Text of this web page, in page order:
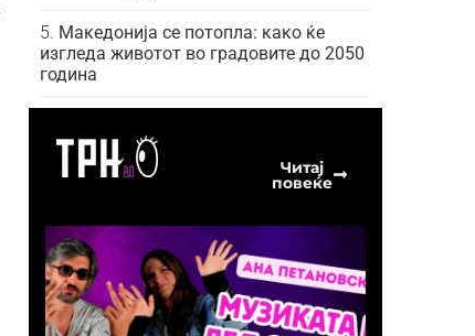
Македонија се потопла: како ќе
изгледа животот во градовите до 2050
година
Читај
повеќе